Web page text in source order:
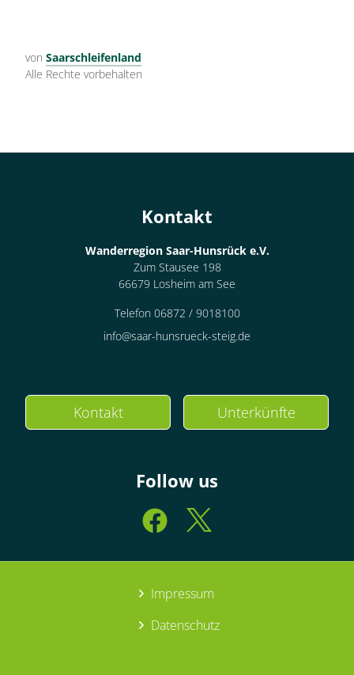
von Saarschleifenland
Alle Rechte vorbehalten
Kontakt
Wanderregion Saar-Hunsrück e.V.
Zum Stausee 198
66679 Losheim am See
Telefon 06872 / 9018100
info@saar-hunsrueck-steig.de
Kontakt Unterkünfte
Follow us
Impressum
Datenschutz